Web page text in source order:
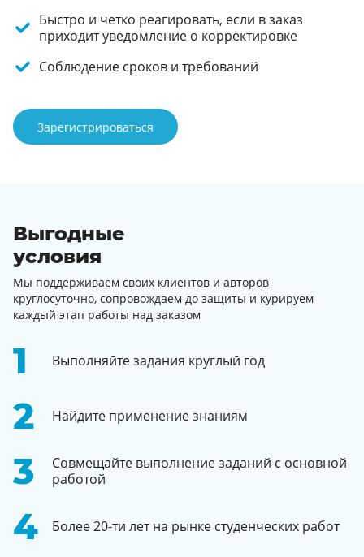
Быстро и четко реагировать, если в заказ
приходит уведомление о корректировке
Соблюдение сроков и требований
Зарегистрироваться
Выгодные
условия
Мы поддерживаем своих клиентов и авторов
круглосуточно, сопровождаем до защиты и курируем
каждый этап работы над заказом
Выполняйте задания круглый год
Найдите применение знаниям
Совмещайте выполнение заданий с основной
работой
Более 20-ти лет на рынке студенческих работ